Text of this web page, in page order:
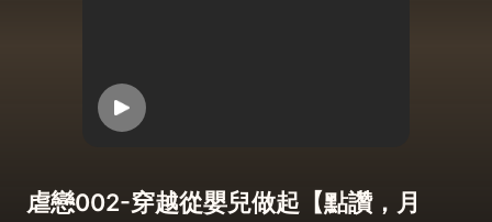
虐戀002-穿越從嬰兒做起【點讚，月